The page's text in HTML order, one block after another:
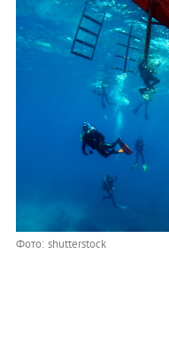
Фото: shutterstock